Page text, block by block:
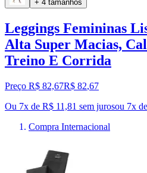
+ 4 tamanhos
Leggings Femininas
Alta Super Macias,
Treino E Corrida
Preço R$ 82,67R$ 82,67
Ou 7x de R$ 11,81 sem jurosou 7x de
Compra Internacional